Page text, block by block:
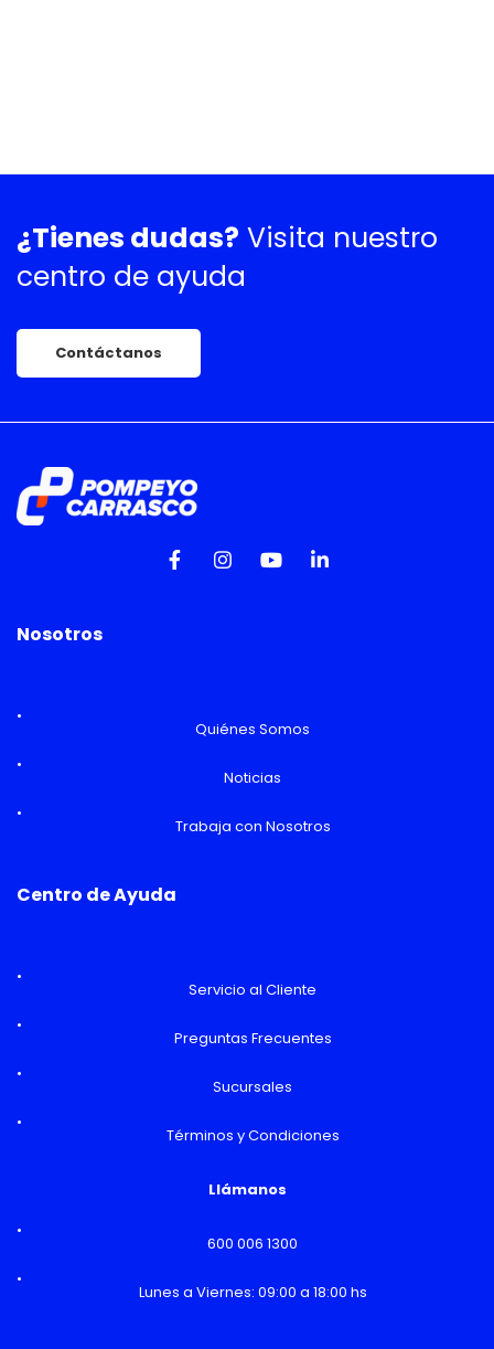
¿Tienes dudas? Visita nuestro
centro de ayuda
Contáctanos
Nosotros
Quiénes Somos
Noticias
Trabaja con Nosotros
Centro de Ayuda
Servicio al Cliente
Preguntas Frecuentes
Sucursales
Términos y Condiciones
Llámanos
600 006 1300
Lunes a Viernes: 09:00 a 18:00 hs